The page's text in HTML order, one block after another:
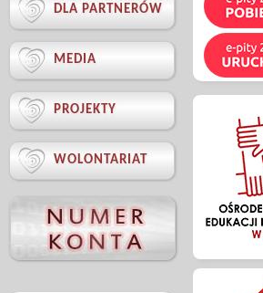
 DLA PARTNERÓW
 MEDIA
 PROJEKTY
 WOLONTARIAT